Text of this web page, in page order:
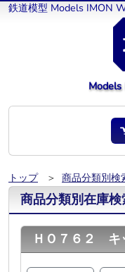
鉄道模型 Models IMON
Models
トップ ＞ 商品分類別検
商品分類別在庫検
ＨＯ７６２ キ